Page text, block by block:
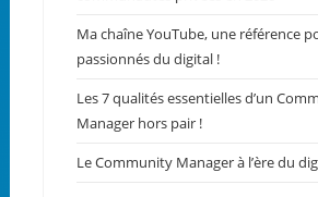
Ma chaîne YouTube, une référence
passionnés du digital !
Les 7 qualités essentielles d’un
Manager hors pair !
Le Community Manager à l’ère du